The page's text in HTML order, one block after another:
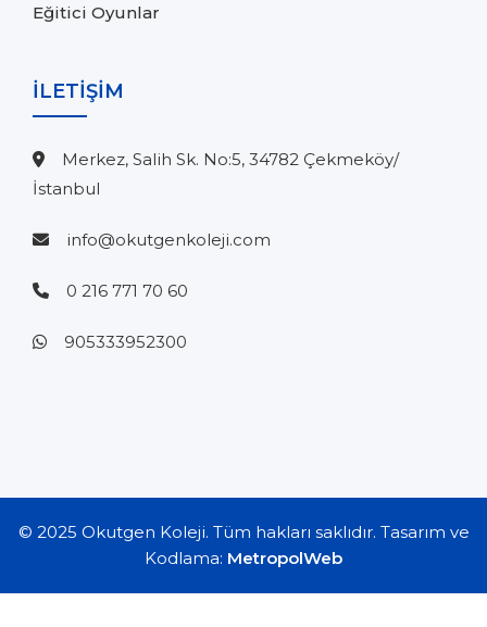
Eğitici Oyunlar
İLETİŞİM
Merkez, Salih Sk. No:5, 34782 Çekmeköy/
İstanbul
info@okutgenkoleji.com
0 216 771 70 60
905333952300
© 2025 Okutgen Koleji. Tüm hakları saklıdır. Tasarım ve
Kodlama: MetropolWeb